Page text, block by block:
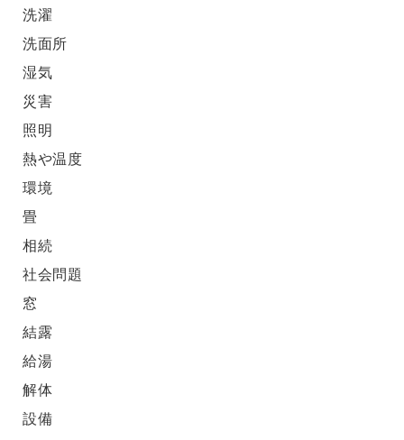
洗濯
洗面所
湿気
災害
照明
熱や温度
環境
畳
相続
社会問題
窓
結露
給湯
解体
設備